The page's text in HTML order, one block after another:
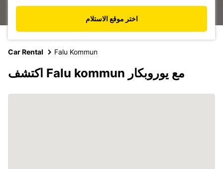
اختر موقع الاستلام
Car Rental Falu Kommun
اكتشف Falu kommun مع يوروبكار